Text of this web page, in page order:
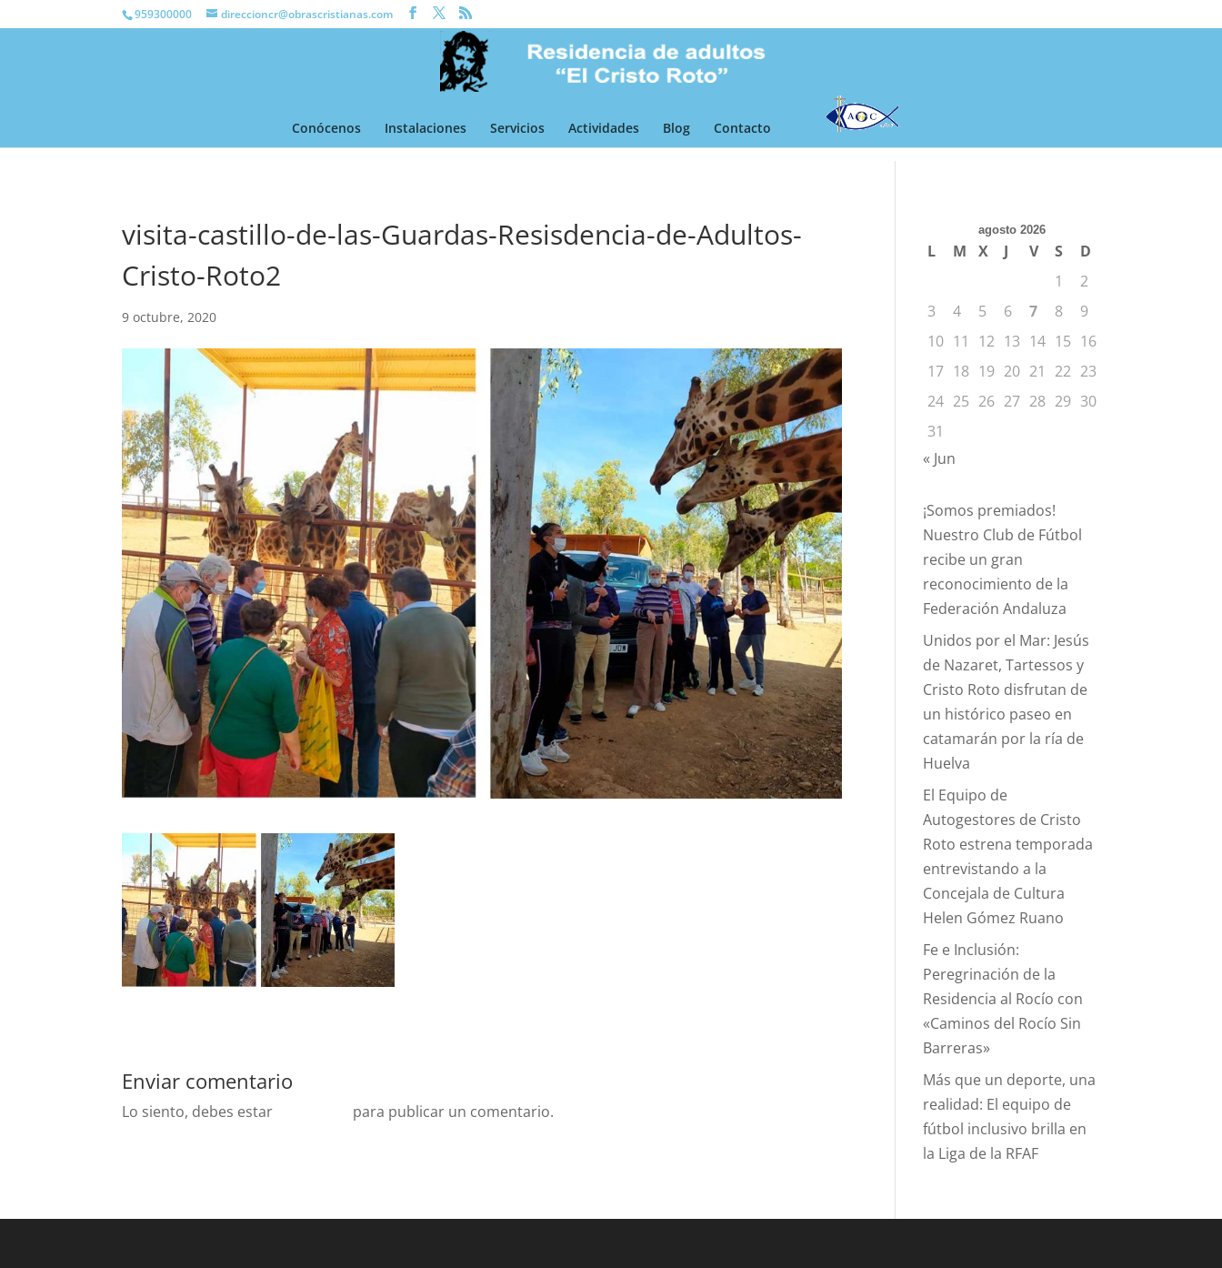
959300000 direccioncr@obrascristianas.com
Conócenos Instalaciones Servicios Actividades Blog Contacto
visita-castillo-de-las-Guardas-Resisdencia-de-Adultos-
Cristo-Roto2
9 octubre, 2020
Enviar comentario
Lo siento, debes estar para publicar un comentario.
agosto 2026
L M X J V S
D
1
2
3
4 5 6 7 8
9
10 11 12 13 14 15 16
17 18 19 20 21 22 23
24 25 26 27 28 29 30
31
« Jun
¡Somos premiados!
Nuestro Club de Fútbol
recibe un gran
reconocimiento de la
Federación Andaluza
Unidos por el Mar: Jesús
de Nazaret, Tartessos y
Cristo Roto disfrutan de
un histórico paseo en
catamarán por la ría de
Huelva
El Equipo de
Autogestores de Cristo
Roto estrena temporada
entrevistando a la
Concejala de Cultura
Helen Gómez Ruano
Fe e Inclusión:
Peregrinación de la
Residencia al Rocío con
«Caminos del Rocío Sin
Barreras»
Más que un deporte, una
realidad: El equipo de
fútbol inclusivo brilla en
la Liga de la RFAF